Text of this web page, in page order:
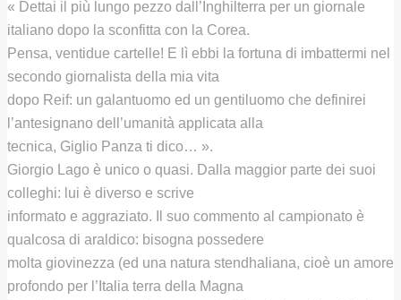
« Dettai il più lungo pezzo dall’Inghilterra per un giornale
italiano dopo la sconfitta con la Corea.
Pensa, ventidue cartelle! E lì ebbi la fortuna di imbattermi nel
secondo giornalista della mia vita
dopo Reif: un galantuomo ed un gentiluomo che definirei
l’antesignano dell’umanità applicata alla
tecnica, Giglio Panza ti dico… ».
Giorgio Lago è unico o quasi. Dalla maggior parte dei suoi
colleghi: lui è diverso e scrive
informato e aggraziato. Il suo commento al campionato è
qualcosa di araldico: bisogna possedere
molta giovinezza (ed una natura stendhaliana, cioè un amore
profondo per l’Italia terra della Magna